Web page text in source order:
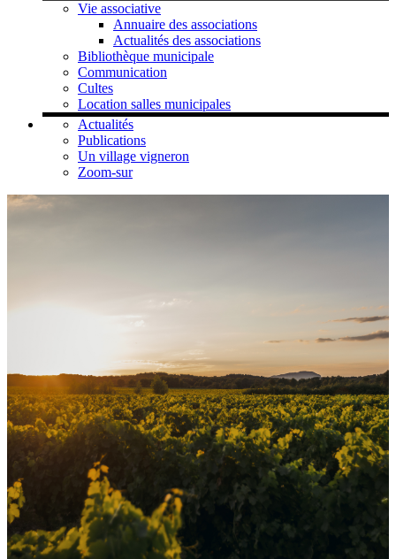
Vie associative
Annuaire des associations
Actualités des associations
Bibliothèque municipale
Communication
Cultes
Location salles municipales
Actualités
Publications
Un village vigneron
Zoom-sur